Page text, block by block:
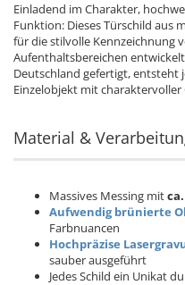
Einladend im Charakter,
Funktion: Dieses Türschild aus
für die stilvolle Kennzeichnung
Aufenthaltsbereichen
Deutschland gefertigt, entsteht
Einzelobjekt mit
Material &
Massives Messing mit
Aufwendig brünierte
Farbnuancen
Hochpräzise
sauber ausgeführt
Jedes Schild ein Unikat